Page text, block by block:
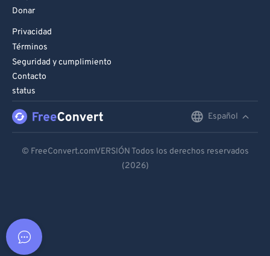
Donar
Privacidad
Términos
Seguridad y cumplimiento
Contacto
status
Español
Español
© FreeConvert.comVERSIÓN Todos los derechos reservados
(2026)